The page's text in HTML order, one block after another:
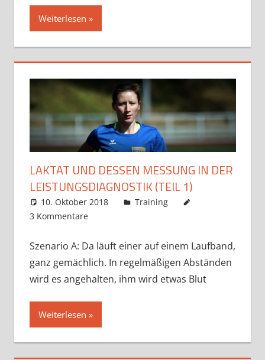
Weiterlesen
LAKTAT UND DESSEN MESSUNG IN DER
LEISTUNGSDIAGNOSTIK (TEIL 1)
10. Oktober 2018 Markus
Training
3 Kommentare
Szenario A: Da läuft einer auf einem Laufband,
ganz gemächlich. In regelmäßigen Abständen
wird es angehalten, ihm wird etwas Blut
Weiterlesen